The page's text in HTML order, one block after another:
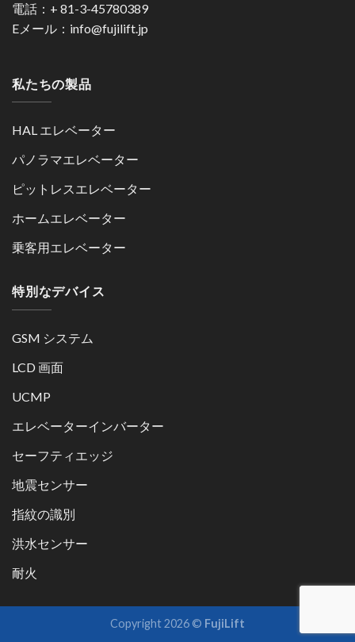
電話：+ 81-3-45780389
Eメール：info@fujilift.jp
私たちの製品
HAL エレベーター
パノラマエレベーター
ピットレスエレベーター
ホームエレベーター
乗客用エレベーター
特別なデバイス
GSM システム
LCD 画面
UCMP
エレベーターインバーター
セーフティエッジ
地震センサー
指紋の識別
洪水センサー
耐火
Copyright 2026 © FujiLift